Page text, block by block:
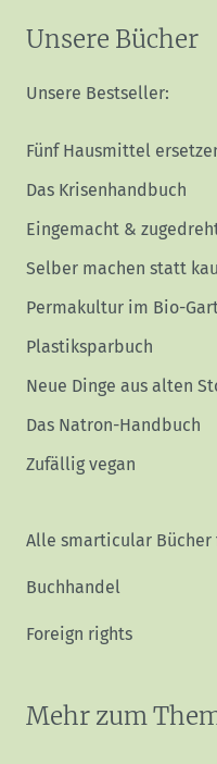
Unsere Bücher
Unsere Bestseller:
Fünf Hausmittel
Das Krisenhandbuch
Eingemacht &
Selber machen statt
Permakultur im Bio-
Plastiksparbuch
Neue Dinge aus alten
Das Natron-Handbuch
Zufällig vegan
Alle smarticular
Buchhandel
Foreign rights
Mehr zum